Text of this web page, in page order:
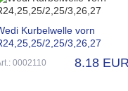
Kurbelwelle vorn
2,25/3,26,27
0002110 8.18